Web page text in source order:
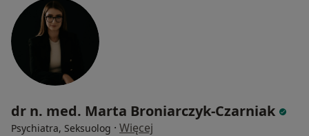
dr n. med. Marta Broniarczyk-Czarniak
Psychiatra, Seksuolog · Więcej